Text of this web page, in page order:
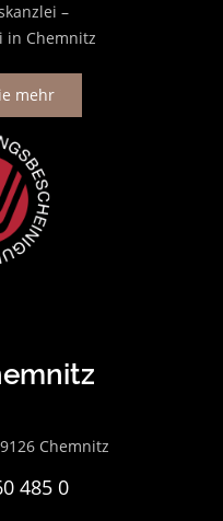
–
in Chemnitz
mehr
Chemnitz
485 0